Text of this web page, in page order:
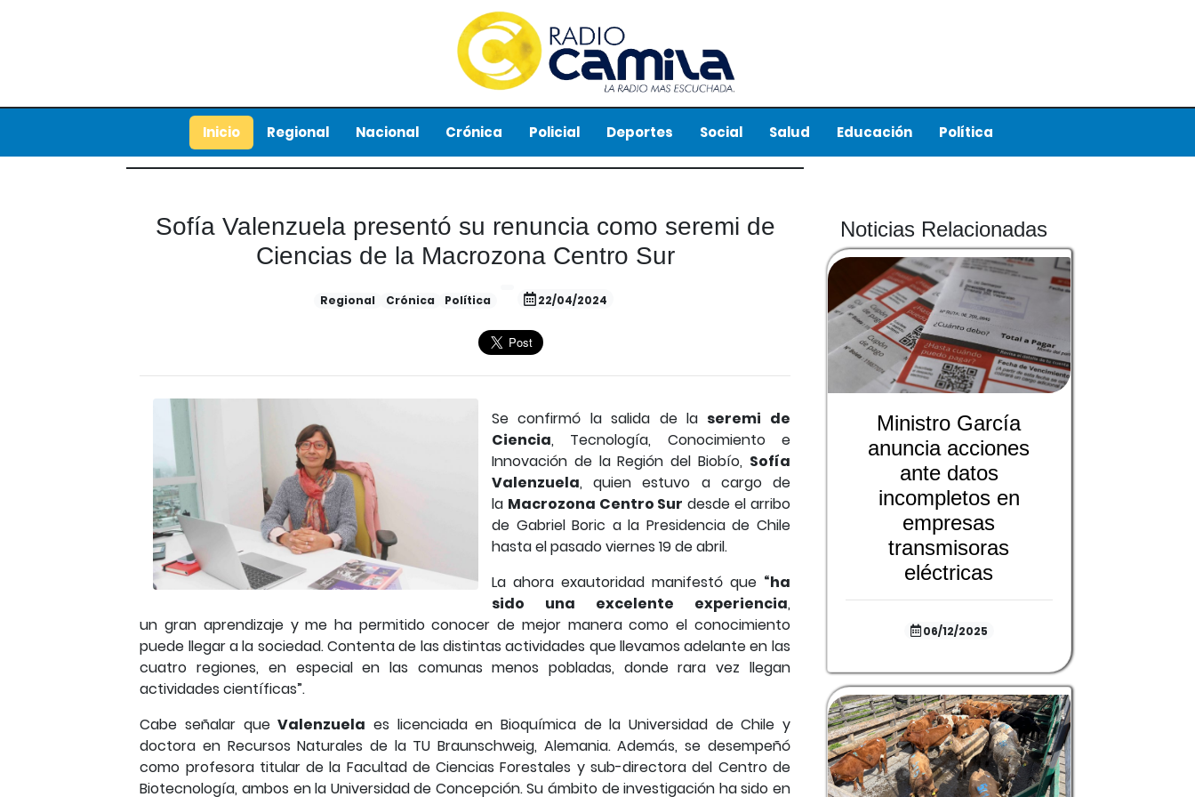
Inicio Regional Nacional Crónica Policial Deportes Social Salud Educación Política
Sofía Valenzuela presentó su renuncia como seremi de
Ciencias de la Macrozona Centro Sur
Regional Crónica Política 22/04/2024
Se confirmó la salida de la seremi de
Ciencia, Tecnología, Conocimiento e
Innovación de la Región del Biobío, Sofía
Valenzuela, quien estuvo a cargo de
la Macrozona Centro Sur desde el arribo
de Gabriel Boric a la Presidencia de Chile
hasta el pasado viernes 19 de abril.
La ahora exautoridad manifestó que “ha
sido una excelente experiencia,
un gran aprendizaje y me ha permitido conocer de mejor manera como el conocimiento
puede llegar a la sociedad. Contenta de las distintas actividades que llevamos adelante en las
cuatro regiones, en especial en las comunas menos pobladas, donde rara vez llegan
actividades científicas”.
Cabe señalar queValenzuela es licenciada en Bioquímica de la Universidad de Chile y
doctora en Recursos Naturales de la TU Braunschweig, Alemania. Además, se desempeñó
como profesora titular de la Facultad de Ciencias Forestales y sub-directora del Centro de
Biotecnología, ambos en la Universidad de Concepción. Su ámbito de investigación ha sido en
Noticias Relacionadas
Ministro García
anuncia acciones
ante datos
incompletos en
empresas
transmisoras
eléctricas
06/12/2025